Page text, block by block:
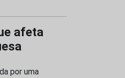
afeta
por uma